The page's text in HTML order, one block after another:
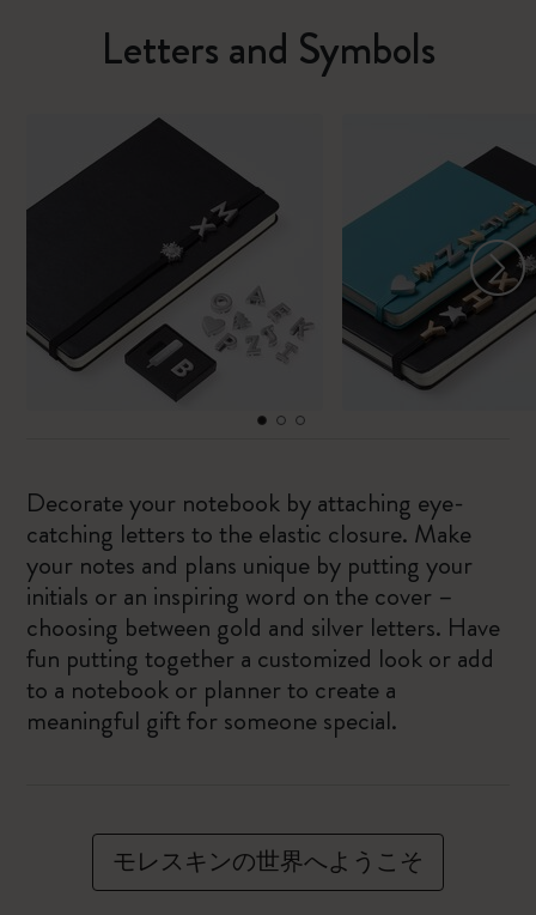
Letters and Symbols
Decorate your notebook by attaching eye-
catching letters to the elastic closure. Make
your notes and plans unique by putting your
initials or an inspiring word on the cover –
choosing between gold and silver letters. Have
fun putting together a customized look or add
to a notebook or planner to create a
meaningful gift for someone special.
モレスキンの世界へようこそ